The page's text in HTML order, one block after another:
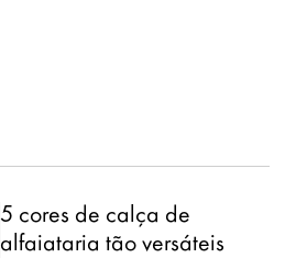
5 cores de calça de
alfaiataria tão versáteis